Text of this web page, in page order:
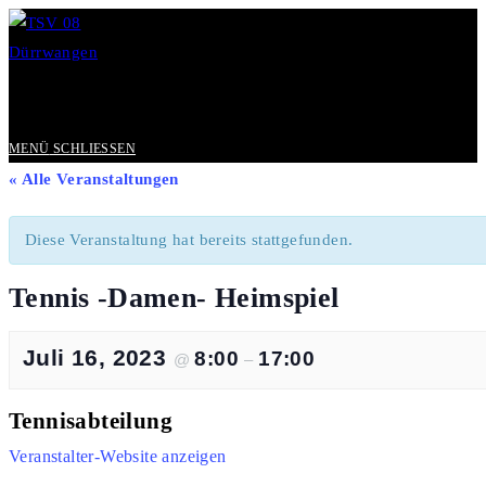
Zum
Inhalt
MENÜ SCHLIESSEN
« Alle Veranstaltungen
Diese Veranstaltung hat bereits stattgefunden.
Tennis -Damen- Heimspiel
Juli 16, 2023 @8:00– 17:00
Tennisabteilung
Veranstalter-Website anzeigen